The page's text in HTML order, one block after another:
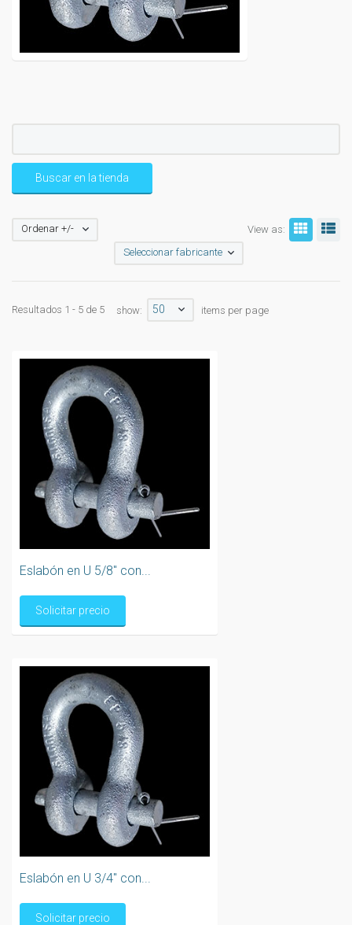
View as:
Ordenar +/-
Seleccionar fabricante
Resultados 1 - 5 de 5 show: 50 items per page
Eslabón en U 5/8" con...
Solicitar precio
Eslabón en U 3/4" con...
Solicitar precio